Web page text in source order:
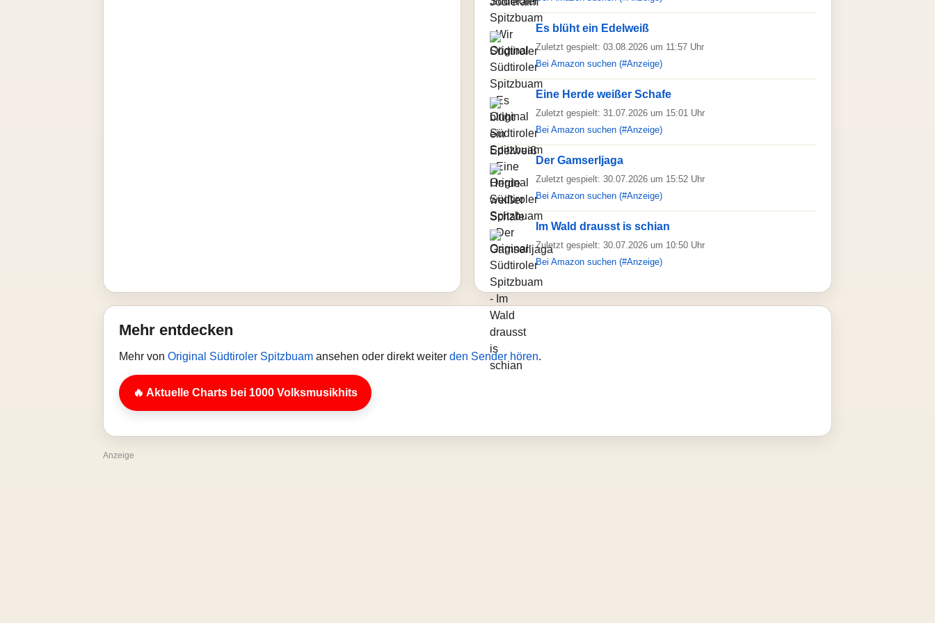
Es blüht ein Edelweiß
Zuletzt gespielt: 03.08.2026 um 11:57 Uhr
Bei Amazon suchen (#Anzeige)
Eine Herde weißer Schafe
Zuletzt gespielt: 31.07.2026 um 15:01 Uhr
Bei Amazon suchen (#Anzeige)
Der Gamserljaga
Zuletzt gespielt: 30.07.2026 um 15:52 Uhr
Bei Amazon suchen (#Anzeige)
Im Wald drausst is schian
Zuletzt gespielt: 30.07.2026 um 10:50 Uhr
Bei Amazon suchen (#Anzeige)
Mehr entdecken
Mehr von Original Südtiroler Spitzbuam ansehen oder direkt weiter den Sender hören.
🔥 Aktuelle Charts bei 1000 Volksmusikhits
Anzeige